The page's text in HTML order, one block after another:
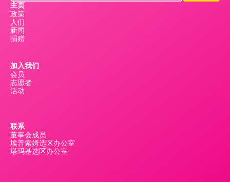
主页
政策
人们
新闻
捐赠
加入我们
会员
志愿者
活动
联系
董事会成员
埃普索姆选区办公室
塔玛基选区办公室